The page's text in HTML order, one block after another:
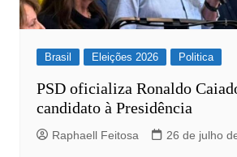
Brasil Eleições 2026 Politica
PSD oficializa Ronaldo
candidato à Presidência
Raphaell Feitosa 26 de julho